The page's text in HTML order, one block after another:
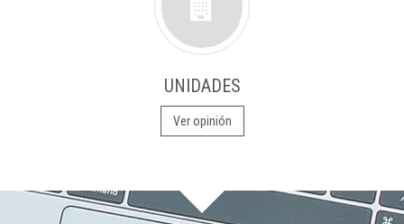
UNIDADES
Ver opinión